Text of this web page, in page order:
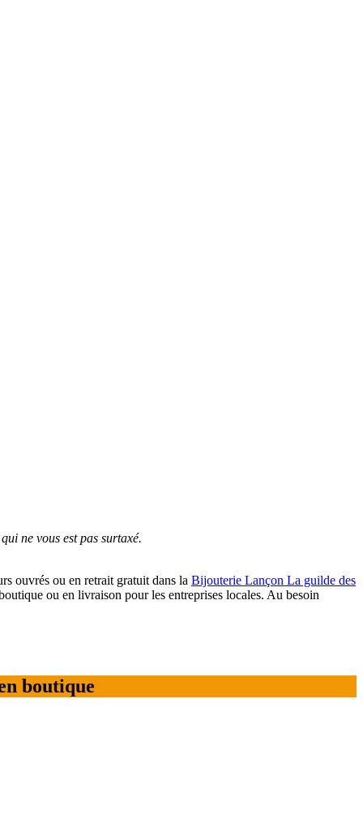
ne vous est pas surtaxé.
ouvrés ou en retrait gratuit dans la Bijouterie Lançon La guilde des
ou en livraison pour les entreprises locales. Au besoin
boutique